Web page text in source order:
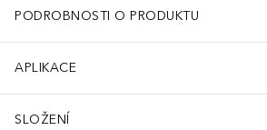
PODROBNOSTI O PRODUKTU
APLIKACE
SLOŽENÍ